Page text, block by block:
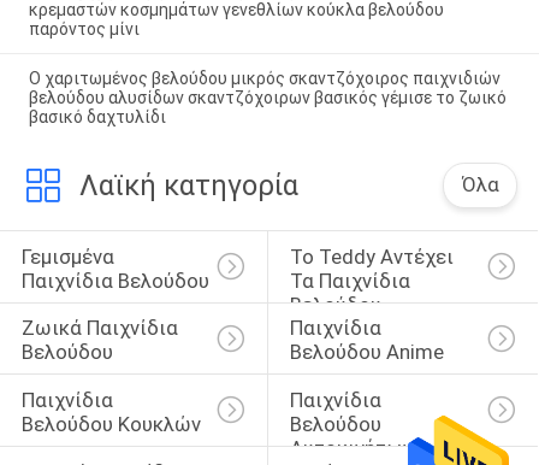
κρεμαστών κοσμημάτων γενεθλίων κούκλα βελούδου
παρόντος μίνι
Ο χαριτωμένος βελούδου μικρός σκαντζόχοιρος παιχνιδιών
βελούδου αλυσίδων σκαντζόχοιρων βασικός γέμισε το ζωικό
βασικό δαχτυλίδι
Λαϊκή κατηγορία Όλα
Γεμισμένα
Παιχνίδια Βελούδου
Το Teddy Αντέχει
Τα Παιχνίδια
Βελούδου
Ζωικά Παιχνίδια
Βελούδου
Παιχνίδια
Βελούδου Anime
Παιχνίδια
Βελούδου Κουκλών
Παιχνίδια
Βελούδου
Αυτοκινήτων